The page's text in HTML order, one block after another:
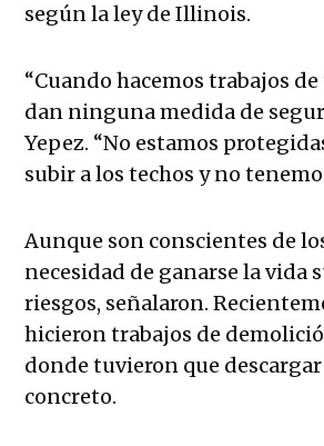
según la ley de Illinois.
“Cuando hacemos trabajos
dan ninguna medida de
Yepez. “No estamos
subir a los techos y no
Aunque son conscientes de
necesidad de ganarse la vida
riesgos, señalaron.
hicieron trabajos de
donde tuvieron que descargar
concreto.